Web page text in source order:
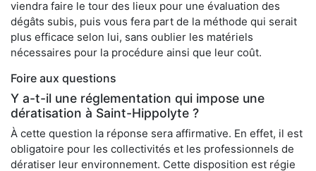
viendra faire le tour des lieux pour une évaluation des
dégâts subis, puis vous fera part de la méthode qui serait
plus efficace selon lui, sans oublier les matériels
nécessaires pour la procédure ainsi que leur coût.
Foire aux questions
Y a-t-il une réglementation qui impose une
dératisation à Saint-Hippolyte ?
À cette question la réponse sera affirmative. En effet, il est
obligatoire pour les collectivités et les professionnels de
dératiser leur environnement. Cette disposition est régie